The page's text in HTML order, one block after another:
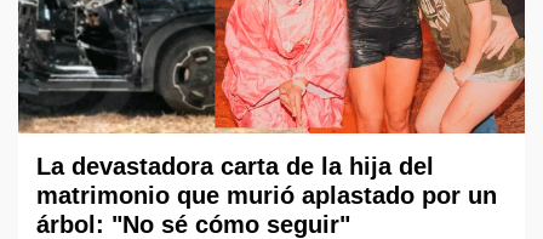
La devastadora carta de la hija del
matrimonio que murió aplastado por un
árbol: "No sé cómo seguir"